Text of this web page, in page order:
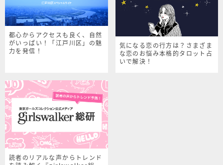
都心からアクセスも良く、自然
がいっぱい！「江戸川区」の魅
力を発信！
気になる恋の行方は？さまざま
な恋のお悩み本格的タロット占
いで解決！
読者のリアルな声からトレンド